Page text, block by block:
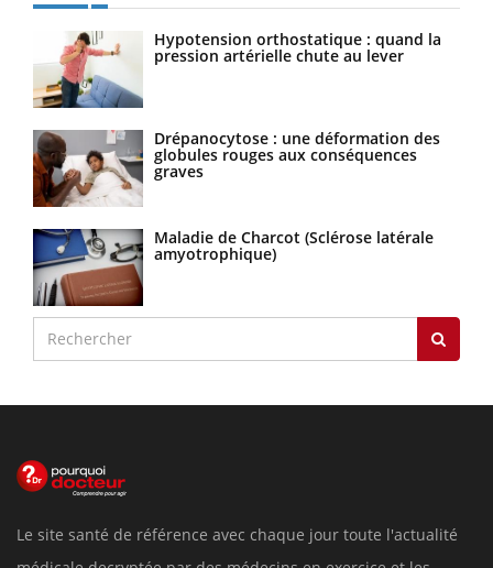
Hypotension orthostatique : quand la
pression artérielle chute au lever
Drépanocytose : une déformation des
globules rouges aux conséquences
graves
Maladie de Charcot (Sclérose latérale
amyotrophique)
Le site santé de référence avec chaque jour toute l'actualité